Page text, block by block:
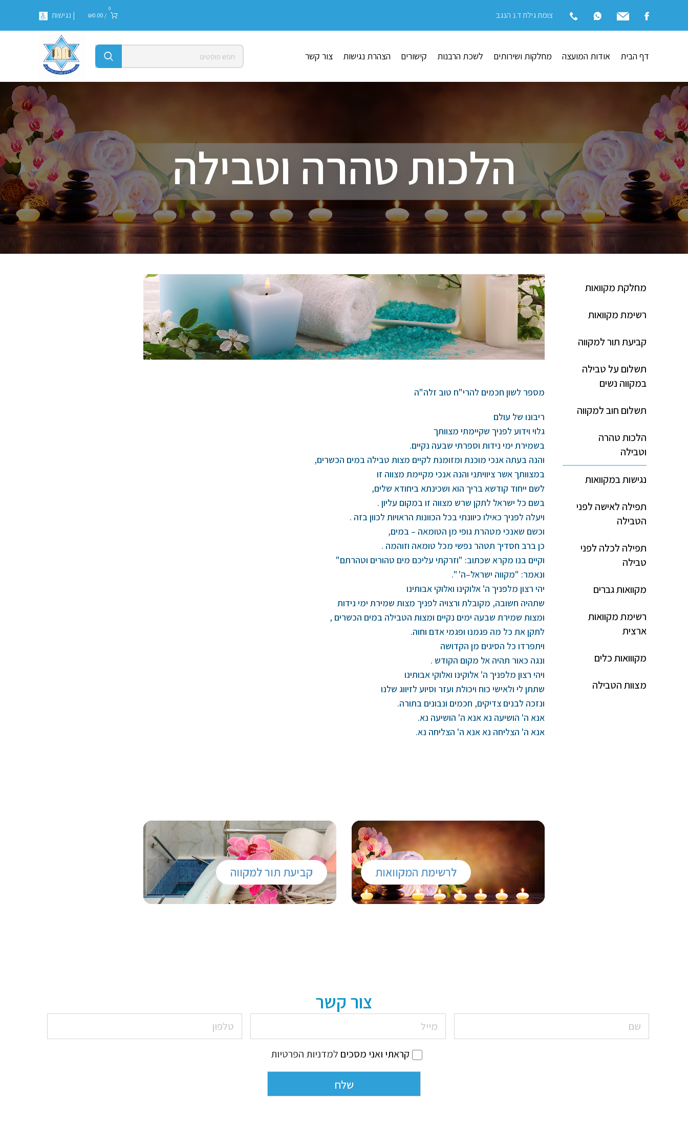
צומת גילת ד.נ הנגב
0
/
₪0.00 | נגישות
דף הבית אודות המועצה מחלקות ושירותים לשכת הרבנות קישורים הצהרת נגישות צור קשר
הלכות טהרה וטבילה
מחלקת מקוואות
רשימת מקוואות
קביעת תור למקווה
תשלום על טבילה
במקווה נשים
תשלום חוב למקווה
הלכות טהרה
וטבילה
נגישות במקוואות
תפילה לאישה לפני
הטבילה
תפילה לכלה לפני
טבילה
מקוואות גברים
רשימת מקוואות
ארצית
מקווואות כלים
מצוות הטבילה
מספר לשון חכמים להרי"ח טוב זלה"ה
ריבונו של עולם
גלוי וידוע לפניך שקיימתי מצוותך
בשמירת ימי נידות וספרתי שבעה נקיים.
והנה בעתה אנכי מוכנת ומזומנת לקיים מצות טבילה במים הכשרים,
במצוותך אשר ציוויתני והנה אנכי מקיימת מצווה זו
לשם ייחוד קודשא בריך הוא ושכינתא ביחודא שלים,
בשם כל ישראל לתקן שרש מצווה זו במקום עליון .
ויעלה לפניך כאילו כיוונתי בכל הכוונות הראויות לכוון בזה .
וכשם שאנכי מטהרת גופי מן הטומאה – במים,
כן ברב חסדיך תטהר נפשי מכל טומאה וזוהמה .
וקיים בנו מקרא שכתוב: "וזרקתי עליכם מים טהורים וטהרתם"
ונאמר: "מקווה ישראל–ה' ".
יהי רצון מלפניך ה' אלוקינו ואלוקי אבותינו
שתהיה חשובה, מקובלת ורצויה לפניך מצות שמירת ימי נידות
ומצות שמירת שבעה ימים נקיים ומצות הטבילה במים הכשרים ,
לתקן את כל מה פגמנו ופגמי אדם וחוה.
ויתפרדו כל הסיגים מן הקדושה
ונגה כאור תהיה אל מקום הקודש .
ויהי רצון מלפניך ה' אלוקינו ואלוקי אבותינו
שתתן לי ולאישי כוח ויכולת ועזר וסיוע לזיווג שלנו
ונזכה לבנים צדיקים, חכמים ונבונים בתורה.
אנא ה' הושיעה נא אנא ה' הושיעה נא.
אנא ה' הצליחה נא אנא ה' הצליחה נא.
לרשימת המקוואות קביעת תור למקווה
צור קשר
קראתי ואני מסכים למדניות הפרטיות